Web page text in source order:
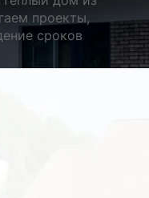
проекты,
сроков